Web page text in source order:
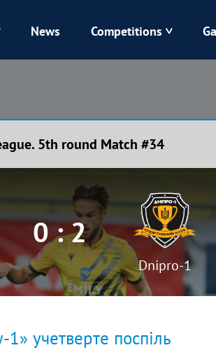
Kolos
Chornomorets
News Competitions
5th round Match #34
0 : 2
Dnipro-1
1» учетверте поспіль